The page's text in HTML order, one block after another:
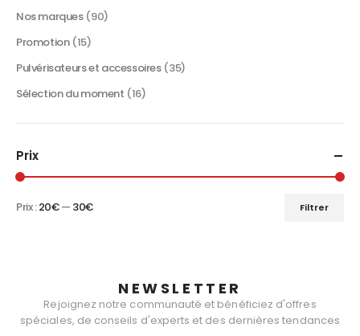
Nos marques (90)
Promotion (15)
Pulvérisateurs et accessoires (35)
Sélection du moment (16)
Prix
Filtrer
Prix :20€— 30€
NEWSLETTER
Rejoignez notre communauté et bénéficiez d'offres
spéciales, de conseils d'experts et des dernières tendances